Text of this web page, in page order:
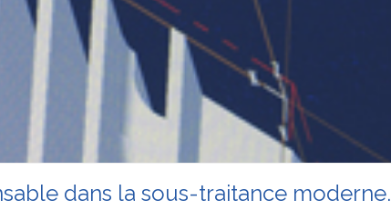
dans la sous-traitance moderne.